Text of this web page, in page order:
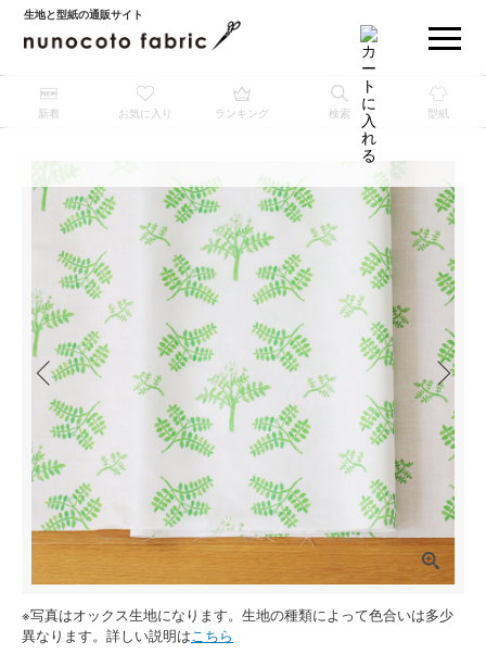
生地と型紙の通販サイト
新着 お気に入り ランキング 検索 型紙
※写真はオックス生地になります。生地の種類によって色合いは多少
異なります。詳しい説明はこちら